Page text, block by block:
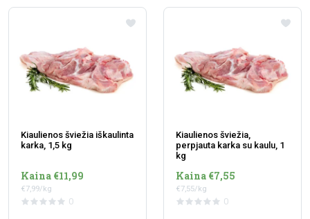
Kiaulienos šviežia iškaulinta
karka, 1,5 kg
Kaina €11,99
€7,99/kg
0
Kiaulienos šviežia,
perpjauta karka su kaulu, 1
kg
Kaina €7,55
€7,55/kg
0